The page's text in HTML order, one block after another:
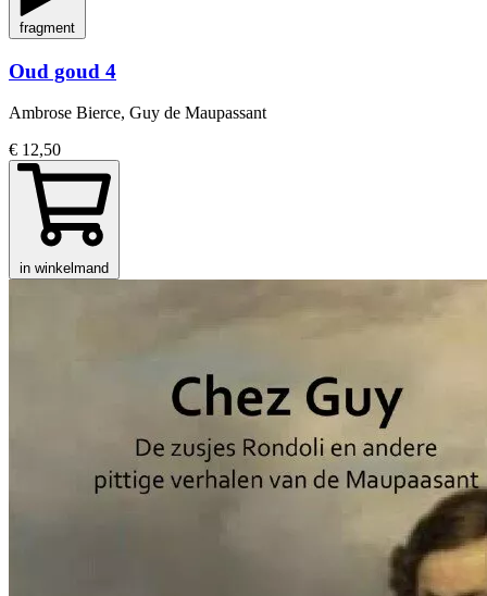
fragment
Oud goud 4
Ambrose Bierce, Guy de Maupassant
€ 12,50
in winkelmand